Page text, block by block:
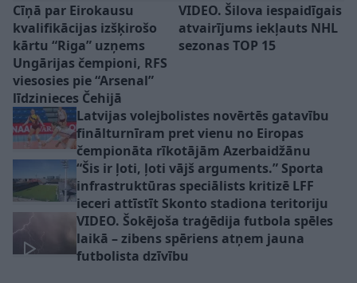
Cīņā par Eirokausu
kvalifikācijas izšķirošo
kārtu “Riga” uzņems
Ungārijas čempioni, RFS
viesosies pie “Arsenal”
līdzinieces Čehijā
VIDEO. Šilova iespaidīgais
atvairījums iekļauts NHL
sezonas TOP 15
Latvijas volejbolistes novērtēs gatavību
finālturnīram pret vienu no Eiropas
čempionāta rīkotājām Azerbaidžānu
“Šis ir ļoti, ļoti vājš arguments.” Sporta
infrastruktūras speciālists kritizē LFF
ieceri attīstīt Skonto stadiona teritoriju
VIDEO. Šokējoša traģēdija futbola spēles
laikā – zibens spēriens atņem jauna
futbolista dzīvību